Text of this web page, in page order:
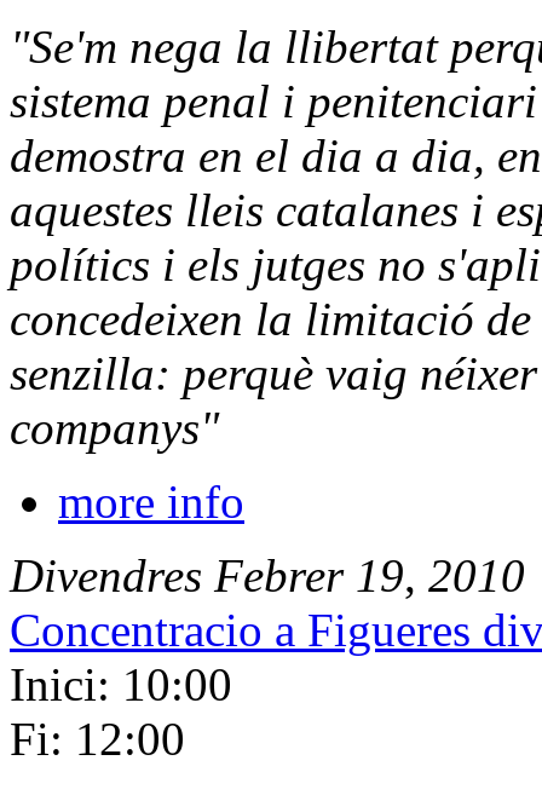
"Se'm nega la llibertat
sistema penal i
demostra en el dia a dia,
aquestes lleis catalanes i
polítics i els jutges no
concedeixen la limitació
senzilla: perquè vaig
companys"
more info
Divendres Febrer 19, 2010
Concentracio a Figueres
Inici: 10:00
Fi: 12:00